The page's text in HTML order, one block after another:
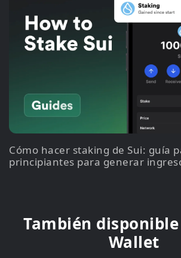
Cómo hacer staking de Sui: guía
principiantes para generar
También disponible
Wallet